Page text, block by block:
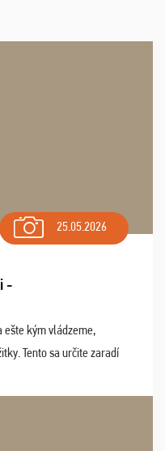
25.05.2026
-
ešte kým vládzeme,
Tento sa určite zaradí
dobrá parti ...